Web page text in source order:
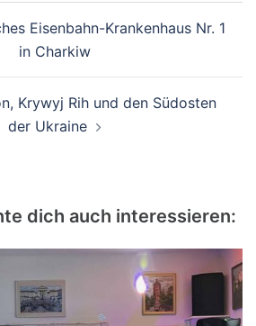
Eisenbahn-Krankenhaus Nr. 1
in Charkiw
Krywyj Rih und den Südosten
der Ukraine
dich auch interessieren: